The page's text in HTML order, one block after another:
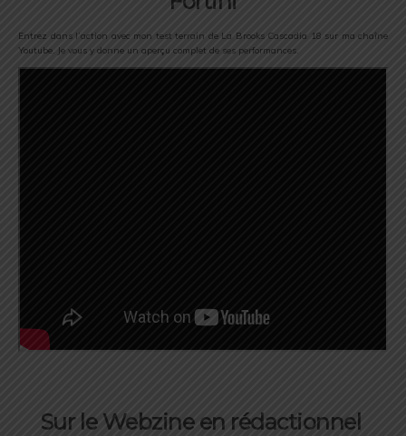
Entrez dans l’action avec mon test terrain de La Brooks Cascadia 18 sur ma chaîne
Youtube. Je vous y donne un aperçu complet de ses performances.
Sur le Webzine en rédactionnel